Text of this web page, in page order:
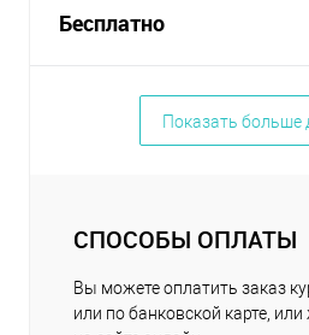
Бесплатно
Показать больше
СПОСОБЫ ОПЛАТЫ
Вы можете оплатить заказ
или по банковской карте,